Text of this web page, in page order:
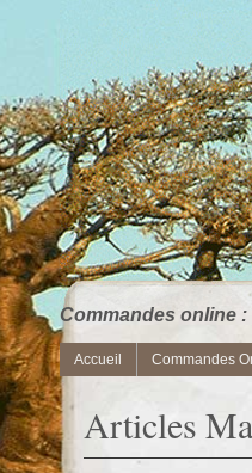
Commandes online
Accueil Commandes
Articles